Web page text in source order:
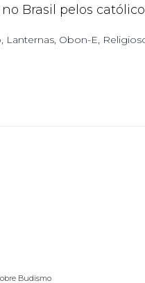
Brasil pelos
, Lanternas, Obon-E,
Budismo